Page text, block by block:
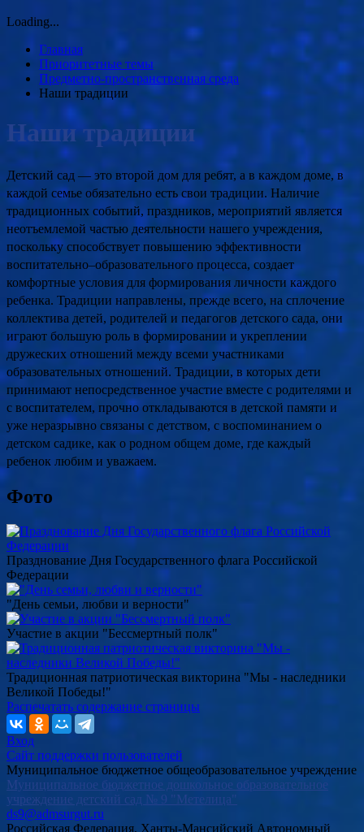
Loading...
Главная
Приоритетные темы
Предметно-пространственная среда
Наши традиции
Наши традиции
Детский сад — это второй дом для ребят, а в каждом доме, в
каждой семье обязательно есть свои традиции. Наличие
традиционных событий, праздников, мероприятий является
неотъемлемой частью деятельности нашего учреждения,
поскольку способствует повышению эффективности
воспитательно–образовательного процесса, создает
комфортные условия для формирования личности каждого
ребенка. Традиции направлены, прежде всего, на сплочение
коллектива детей, родителей и педагогов детского сада, они
играют большую роль в формировании и укреплении
дружеских отношений между всеми участниками
образовательных отношений. Традиции, в которых дети
принимают непосредственное участие вместе с родителями и
с воспитателем, прочно откладываются в детской памяти и
уже неразрывно связаны с детством, с воспоминанием о
детском садике, как о родном общем доме, где каждый
ребенок любим и уважаем.
Фото
Празднование Дня Государственного флага Российской
Федерации
"День семьи, любви и верности"
Участие в акции "Бессмертный полк"
Традиционная патриотическая викторина "Мы - наследники
Великой Победы!"
Распечатать содержание страницы
Вход
Сайт поддержки пользователей
Муниципальное бюджетное общеобразовательное учреждение
Муниципальное бюджетное дошкольное образовательное
учреждение детский сад № 9 "Метелица"
ds9@admsurgut.ru
Российская Федерация, Ханты-Мансийский Автономный